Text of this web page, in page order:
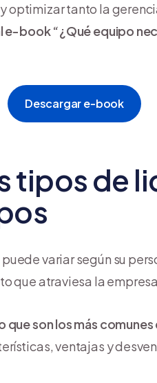
optimizar tanto la
e-book “¿Qué equipo
Descargar e-book
tipos de
variar según su
que atraviesa la
que son los más
ventajas y